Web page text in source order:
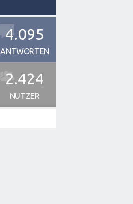
4.095
ANTWORTEN
2.424
NUTZER